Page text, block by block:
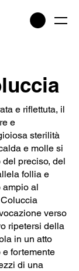
e riflettuta, il
e
sterilità
e molle si
preciso, del
follia e
ampio al
verso
ripetersi della
in un atto
fortemente
di una